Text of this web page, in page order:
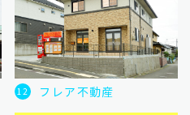
12 フレア不動産